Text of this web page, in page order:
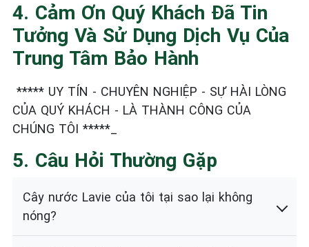
4. Cảm Ơn Quý Khách Đã Tin
Tưởng Và Sử Dụng Dịch Vụ Của
Trung Tâm Bảo Hành
***** UY TÍN - CHUYÊN NGHIỆP - SỰ HÀI LÒNG
CỦA QUÝ KHÁCH - LÀ THÀNH CÔNG CỦA
CHÚNG TÔI *****_
5. Câu Hỏi Thường Gặp
Cây nước Lavie của tôi tại sao lại không
nóng?